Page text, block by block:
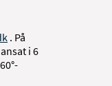
. På
i 6